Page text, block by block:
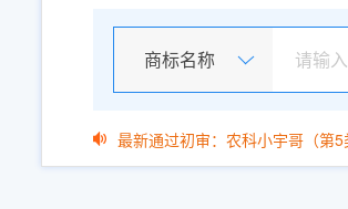
商标名称
最新通过初审：农科小宇哥（第1
最新通过初审：喵星漫路（第25